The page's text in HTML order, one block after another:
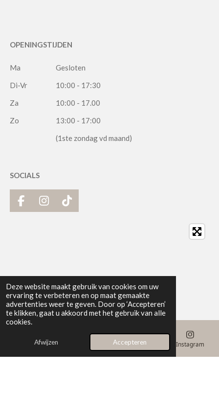
Deze website maakt gebruik van cookies om uw
ervaring te verbeteren en op maat gemaakte
advertenties weer te geven. Door op ‘Accepteren’
te klikken, gaat u akkoord met het gebruik van alle
cookies.
Afwijzen Accepteren
OPENINGSTIJDEN
Ma
Gesloten
Di-Vr
10:00 - 17:30
Za
10:00 - 17.00
Zo
13:00 - 17:00
(1ste zondag vd maand)
SOCIALS
F
a
I
n
m
T
i
E-mailadres Telefoonnummer Kaart Instagram